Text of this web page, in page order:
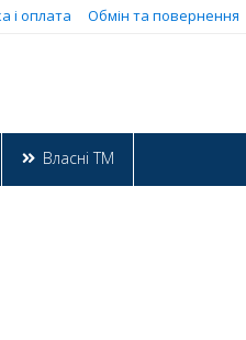
і оплата Обмін та повернення
Власні ТМ